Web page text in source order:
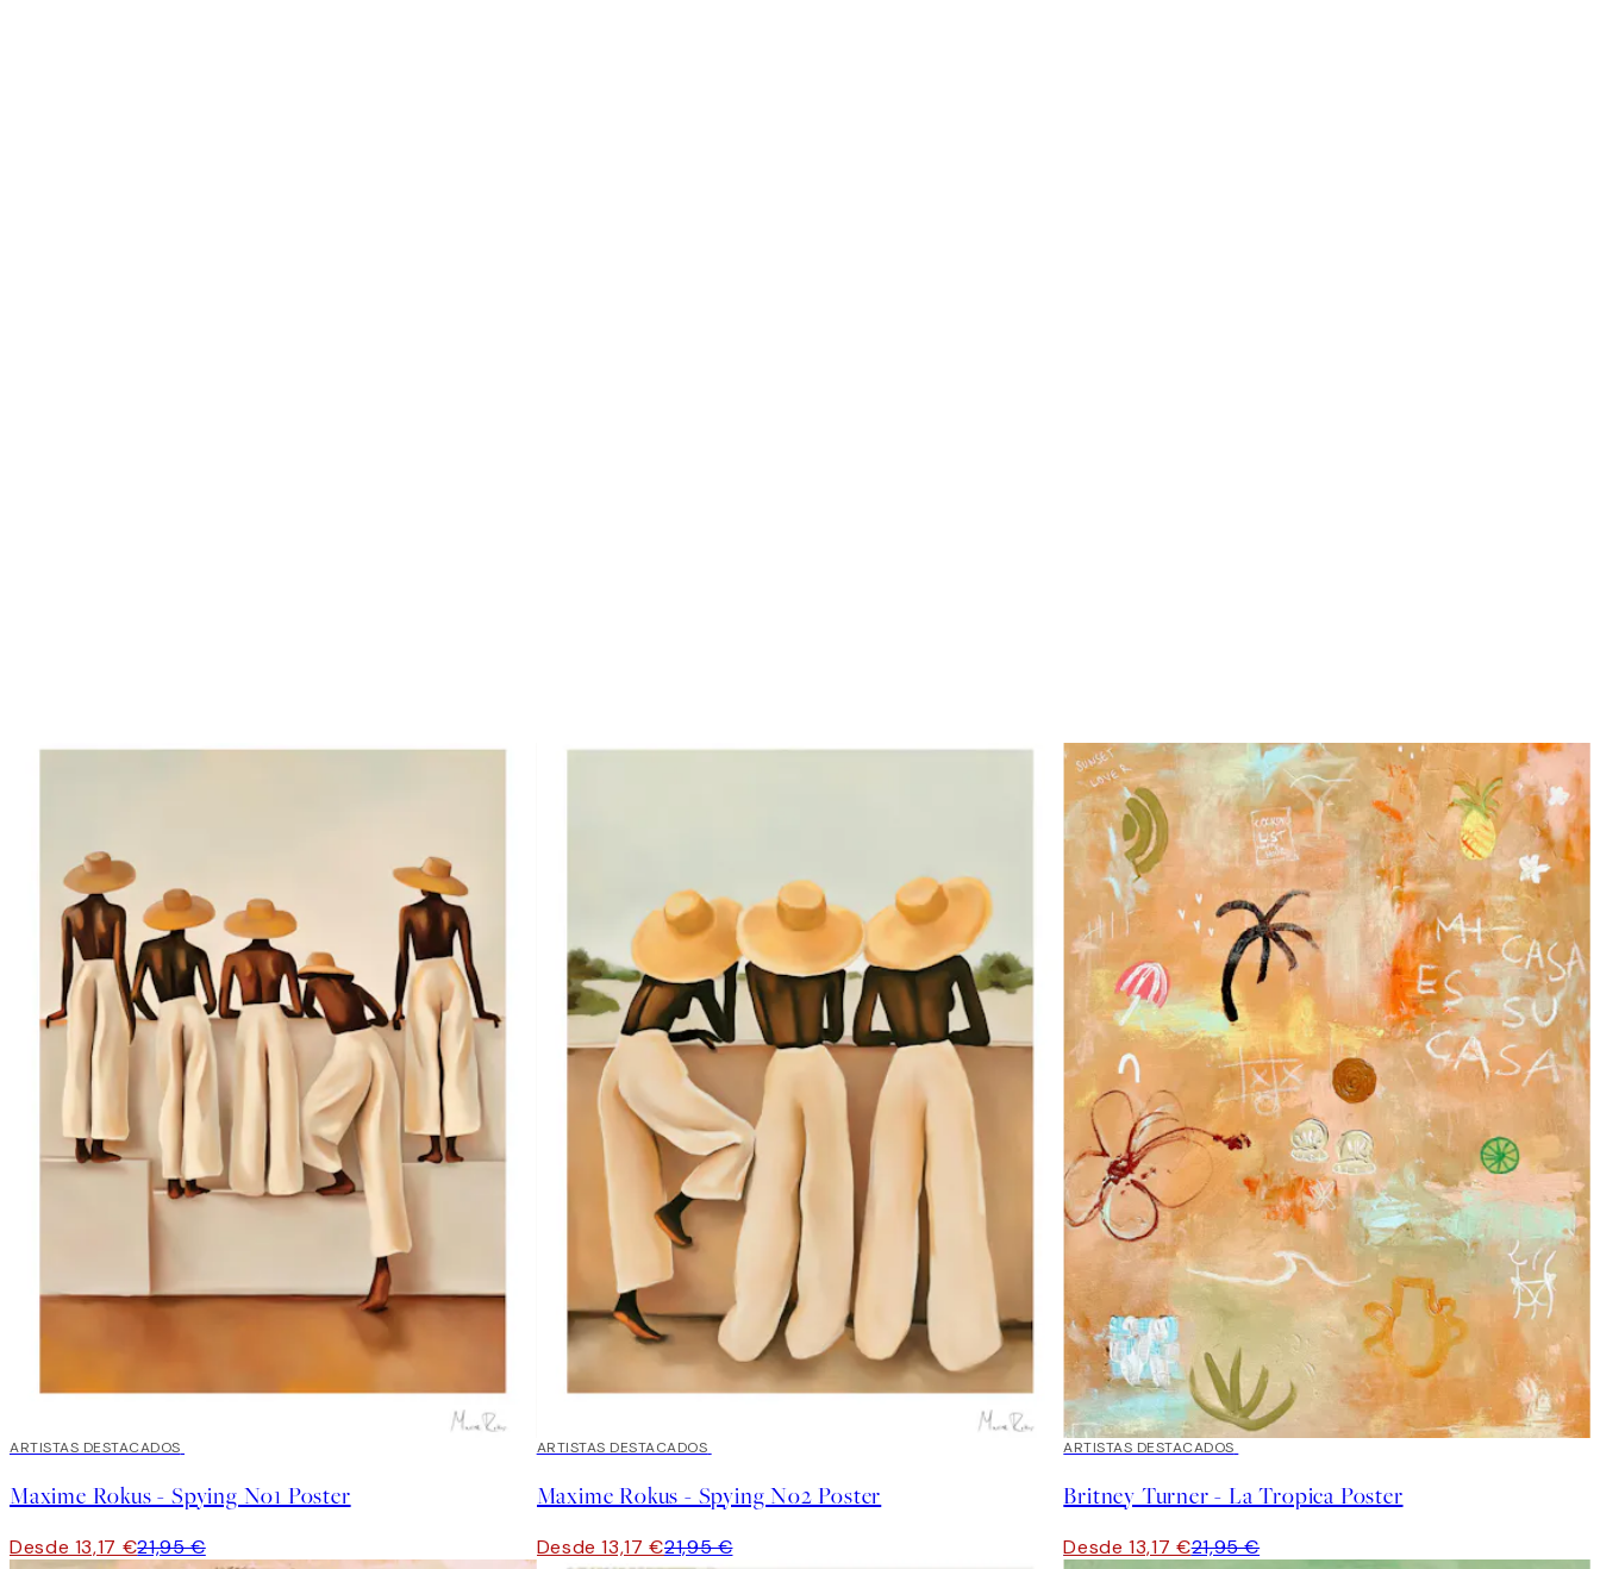
40%*
ARTISTAS DESTACADOS
Maxime Rokus - Spying No1 Poster
Desde 13,17 €21,95 €
40%*
ARTISTAS DESTACADOS
Maxime Rokus - Spying No2 Poster
Desde 13,17 €21,95 €
40%*
ARTISTAS DESTACADOS
Britney Turner - La Tropica Poster
Desde 13,17 €21,95 €